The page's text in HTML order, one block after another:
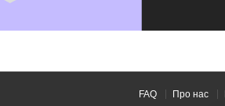
FAQ Про нас